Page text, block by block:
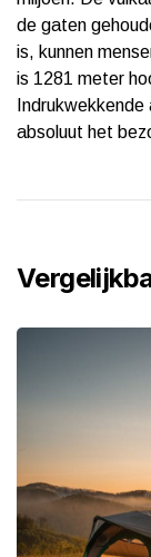
de gaten
is, kunnen
is 1281 meter
absoluut het